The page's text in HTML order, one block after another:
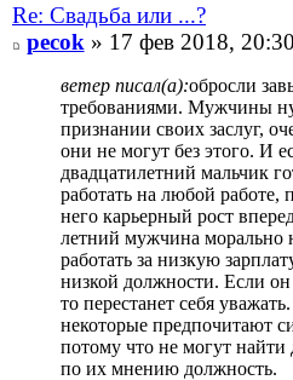
Re: Свадьба или ...?
pecok » 17 фев 2018, 20:30
ветер писал(а):обросли
требованиями. Мужчины
признании своих заслуг,
они не могут без этого. И
двадцатилетний мальчик
работать на любой работе,
него карьерный рост
летний мужчина морально
работать за низкую
низкой должности. Если он
то перестанет себя
некоторые предпочитают
потому что не могут
по их мнению должность.